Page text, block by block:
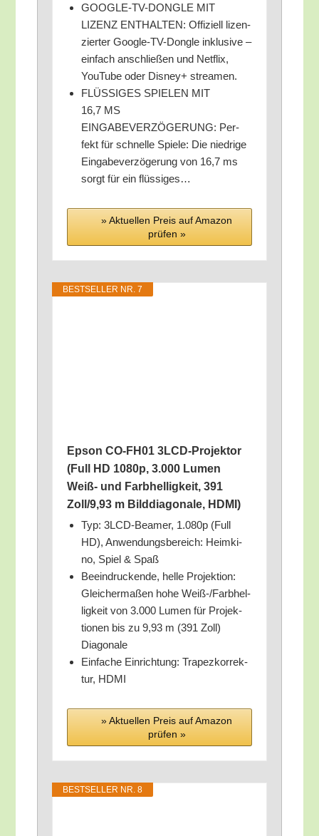
GOOGLE-TV-DONGLE MIT
LIZENZ ENTHALTEN: Offi­zi­ell lizen­
zier­ter Goog­le-TV-Don­gle inklu­si­ve –
ein­fach anschlie­ßen und Net­flix,
You­Tube oder Dis­ney+ streamen.
FLÜSSIGES SPIELEN MIT
16,7 MS
EINGABEVERZÖGERUNG: Per­
fekt für schnel­le Spie­le: Die nied­ri­ge
Ein­ga­be­ver­zö­ge­rung von 16,7 ms
sorgt für ein flüssiges…
» Aktu­el­len Preis auf Ama­zon
prü­fen »
BEST­SEL­LER NR. 7
Epson CO-FH01 3LCD-Pro­jek­tor
(Full HD 1080p, 3.000 Lumen
Weiß- und Farb­hel­lig­keit, 391
Zoll/9,93 m Bild­dia­go­na­le, HDMI)
Typ: 3LCD-Bea­mer, 1.080p (Full
HD), Anwen­dungs­be­reich: Heim­ki­
no, Spiel & Spaß
Beein­dru­cken­de, hel­le Pro­jek­ti­on:
Glei­cher­ma­ßen hohe Weiß-/Farb­hel­
lig­keit von 3.000 Lumen für Pro­jek­
tio­nen bis zu 9,93 m (391 Zoll)
Diagonale
Ein­fa­che Ein­rich­tung: Tra­pez­kor­rek­
tur, HDMI
» Aktu­el­len Preis auf Ama­zon
prü­fen »
BEST­SEL­LER NR. 8